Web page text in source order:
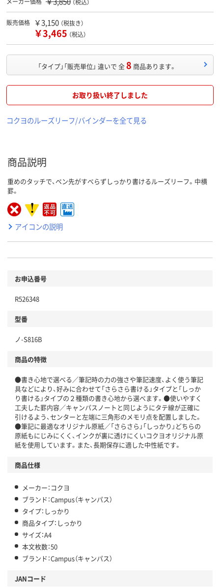
販売価格 ￥3,150 （税抜き）
￥3,465 （税込）
「タイプ」「販売単位」 違いで 全8 商品あります。
お取り扱い終了しました
コクヨのルーズリーフ/バインダーを全て見る
商品説明
重めのタッチで、ペン先がすべらずしっかり書けるルーズリーフ。中横
罫。
アイコンの説明
お申込番号
R526348
型番
ノ-S816B
商品の特徴
●書き心地で選べる／筆記時の力の強さや筆記速度、よく使う筆記
具などにより、好みに合わせて「さらさら書ける」タイプと「しっか
り書ける」タイプの２種類の書き心地から選べます。●使いやすく
工夫した罫内容／キャンパスノートと同じようにタテ線が正確に
引けるよう、センターと左端に三角形のメモリ点を配置しました。
●筆記に最適なオリジナル原紙／「さらさら」「しっかり」どちらの
原紙もにじみにくく、インクが裏に透けにくいコクヨオリジナル原
紙を使用しています。また、長期保存に適した中性紙です。
商品仕様
メーカー：コクヨ
ブランド：Campus（キャンパス）
タイプ：しっかり
商品タイプ：しっかり
サイズ：A4
本文枚数：50
ブランド：Campus（キャンパス）
JANコード